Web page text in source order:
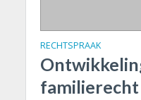
RECHTSPRAAK
familierecht